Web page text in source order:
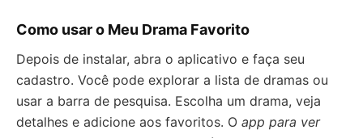
Como usar o Meu Drama Favorito
Depois de instalar, abra o aplicativo e faça seu
cadastro. Você pode explorar a lista de dramas ou
usar a barra de pesquisa. Escolha um drama, veja
detalhes e adicione aos favoritos. O app para ver